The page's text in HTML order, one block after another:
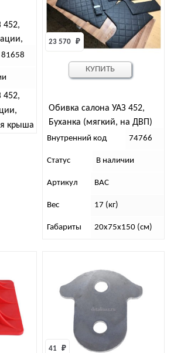
452,
81658
452,
крыша
Обивка салона УАЗ 452,
Буханка (мягкий, на ДВП)
“стеганый ромб” комплект
23 570 ₽
Внутренний код 74766
Статус В наличии
Артикул ВАС
Вес 17 (кг)
Габариты 20х75х150 (см)
КУПИТЬ
41 ₽